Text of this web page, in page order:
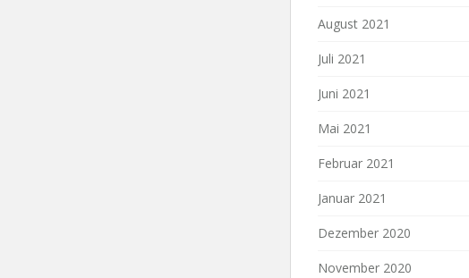
August 2021
Juli 2021
Juni 2021
Mai 2021
Februar 2021
Januar 2021
Dezember 2020
November 2020